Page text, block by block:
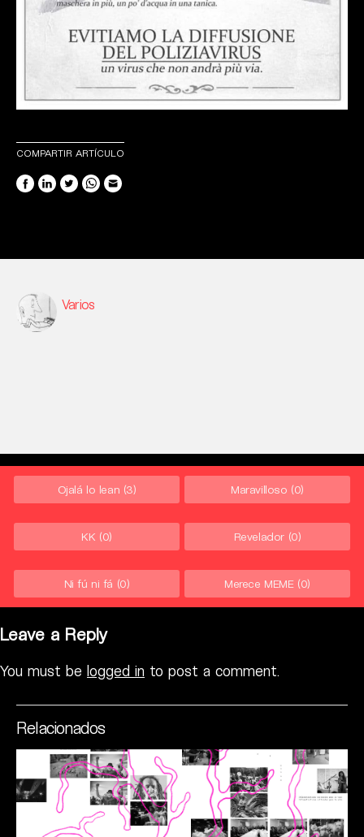
COMPARTIR ARTÍCULO
Varios
Ojalá lo lean (3) Maravilloso (0)
KK (0) Revelador (0)
Ni fú ni fá (0) Merece MEME (0)
Leave a Reply
You must be logged in to post a comment.
Relacionados